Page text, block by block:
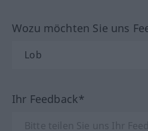
Wozu möchten Sie uns
Ihr Feedback*